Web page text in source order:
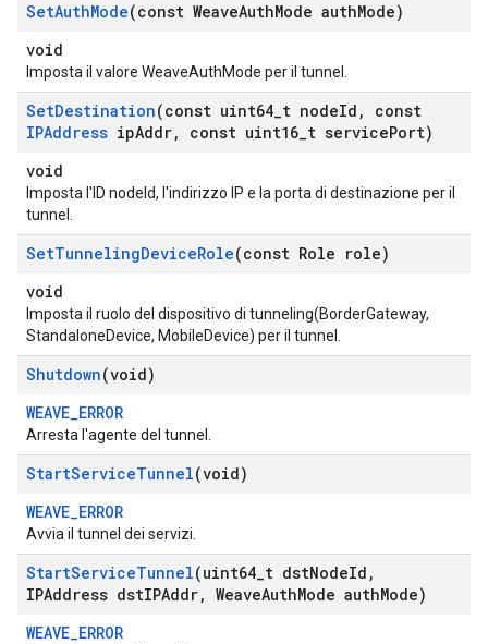
SetAuthMode(const WeaveAuthMode authMode)
void
Imposta il valore WeaveAuthMode per il tunnel.
SetDestination(const uint64 t nodeId ,
const
IPAddress ipAddr, const uint16 t servicePort)
void
Imposta l'ID nodeId, l'indirizzo IP e la porta di destinazione per il
tunnel.
SetTunnelingDeviceRole(const Role role)
void
Imposta il ruolo del dispositivo di tunneling(BorderGateway,
StandaloneDevice, MobileDevice) per il tunnel.
Shutdown(void)
WEAVE_ERROR
Arresta l'agente del tunnel.
StartServiceTunnel(void)
WEAVE_ERROR
Avvia il tunnel dei servizi.
StartServiceTunnel(uint64 t dstNodeId ,
IPAddress dstIPAddr, WeaveAuthMode authMode)
WEAVE_ERROR